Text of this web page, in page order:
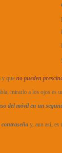
y que no pueden
mirarlo a los ojos es
del móvil en un
contraseña y, aun así, es